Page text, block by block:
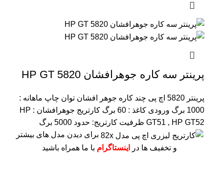
پرینتر سه کاره جوهرافشان HP GT 5820
پرینتر 5820 اچ پی چند کاره جوهر افشان
توان چاپ ماهانه :
1000 برگ
ورودی کاغذ : 60 برگ
کارتریج جوهرافشان : HP
GT51 , HP GT52 ظرفیت کارتریج: حدود 5000 برگ
برای دیدن مدل های بیشتر
و تخفیف ها در
اینستاگرام با ما همراه باشید